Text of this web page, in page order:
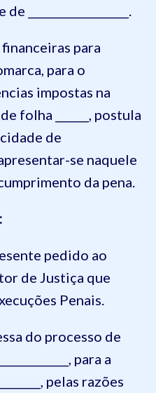
de __________________.
para
para o
impostas na
folha ______, postula
de
apresentar-se naquele
da pena.
pedido ao
de Justiça que
Penais.
do processo de
para a
pelas razões